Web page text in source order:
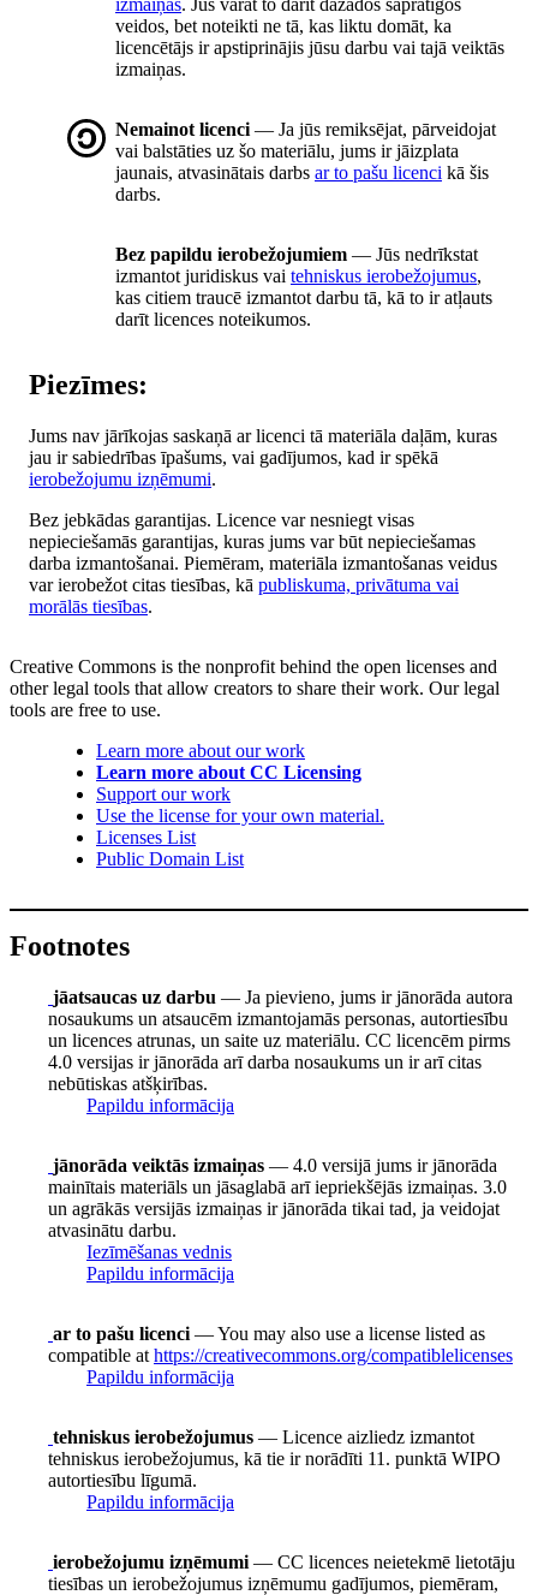
izmaiņas. Jūs varat to darīt dažādos saprātīgos
veidos, bet noteikti ne tā, kas liktu domāt, ka
licencētājs ir apstiprinājis jūsu darbu vai tajā veiktās
izmaiņas.
Nemainot licenci — Ja jūs remiksējat, pārveidojat
vai balstāties uz šo materiālu, jums ir jāizplata
jaunais, atvasinātais darbs ar to pašu licenci kā šis
darbs.
Bez papildu ierobežojumiem — Jūs nedrīkstat
izmantot juridiskus vai tehniskus ierobežojumus,
kas citiem traucē izmantot darbu tā, kā to ir atļauts
darīt licences noteikumos.
Piezīmes:
Jums nav jārīkojas saskaņā ar licenci tā materiāla daļām, kuras
jau ir sabiedrības īpašums, vai gadījumos, kad ir spēkā
ierobežojumu izņēmumi.
Bez jebkādas garantijas. Licence var nesniegt visas
nepieciešamās garantijas, kuras jums var būt nepieciešamas
darba izmantošanai. Piemēram, materiāla izmantošanas veidus
var ierobežot citas tiesības, kā publiskuma, privātuma vai
morālās tiesības.
Creative Commons is the nonprofit behind the open licenses and
other legal tools that allow creators to share their work. Our legal
tools are free to use.
Learn more about our work
Learn more about CC Licensing
Support our work
Use the license for your own material.
Licenses List
Public Domain List
Footnotes
jāatsaucas uz darbu — Ja pievieno, jums ir jānorāda autora
nosaukums un atsaucēm izmantojamās personas, autortiesību
un licences atrunas, un saite uz materiālu. CC licencēm pirms
4.0 versijas ir jānorāda arī darba nosaukums un ir arī citas
nebūtiskas atšķirības.
Papildu informācija
jānorāda veiktās izmaiņas — 4.0 versijā jums ir jānorāda
mainītais materiāls un jāsaglabā arī iepriekšējās izmaiņas. 3.0
un agrākās versijās izmaiņas ir jānorāda tikai tad, ja veidojat
atvasinātu darbu.
Iezīmēšanas vednis
Papildu informācija
ar to pašu licenci — You may also use a license listed as
compatible at https://creativecommons.org/compatiblelicenses
Papildu informācija
tehniskus ierobežojumus — Licence aizliedz izmantot
tehniskus ierobežojumus, kā tie ir norādīti 11. punktā WIPO
autortiesību līgumā.
Papildu informācija
ierobežojumu izņēmumi — CC licences neietekmē lietotāju
tiesības un ierobežojumus izņēmumu gadījumos, piemēram,